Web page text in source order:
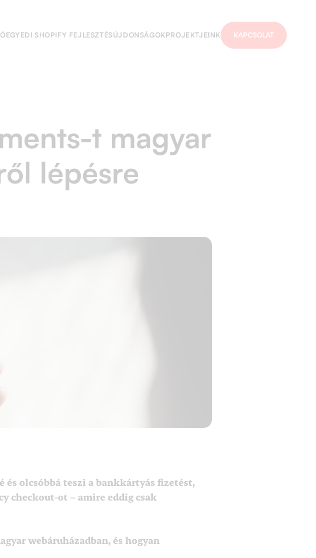
EGYEDI SHOPIFY FEJLESZTÉSÚJDONSÁGOKPROJEKTJEINK KAPCSOLAT
t magyar
lépésre
és olcsóbbá teszi a bankkártyás fizetést,
checkout-ot – amire eddig csak
webáruházadban, és hogyan